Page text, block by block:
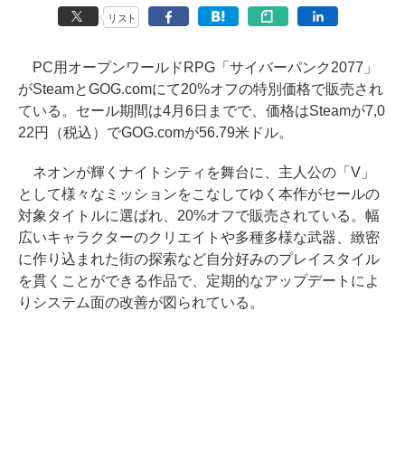
リスト
PC用オープンワールドRPG「サイバーパンク2077」
がSteamとGOG.comにて20%オフの特別価格で販売され
ている。セール期間は4月6日までで、価格はSteamが7,0
22円（税込）でGOG.comが56.79米ドル。
ネオンが輝くナイトシティを舞台に、主人公の「V」
として様々なミッションをこなしてゆく本作がセールの
対象タイトルに選ばれ、20%オフで販売されている。幅
広いキャラクターのクリエイトや多種多様な武器、緻密
に作り込まれた街の探索など自分好みのプレイスタイル
を貫くことができる作品で、定期的なアップデートによ
りシステム面の改善が図られている。